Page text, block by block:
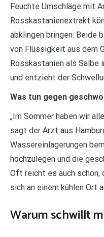
Feuchte Umschläge mit
Rosskastanienextrakt
abklingen bringen. Beide
von Flüssigkeit aus dem
Rosskastanien als Salbe
und entzieht der
Was tun gegen
„Im Sommer haben wir
sagt der Arzt aus
Wassereinlagerungen
hochzulegen und die
Oft reicht es auch schon,
sich an einem kühlen Ort
Warum schwillt